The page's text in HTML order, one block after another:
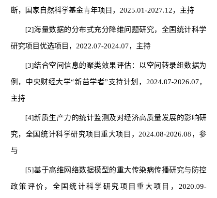
断，国家自然科学基金青年项目，2025.01-2027.12，主持
[2]海量数据的分布式充分降维问题研究，全国统计科学
研究项目优选项目，2022.07-2024.07，主持
[3]结合空间信息的聚类效果评估：以空间转录组数据为
例，中央财经大学“新苗学者”支持计划，2024.07-2026.07，
主持
[4]新质生产力的统计监测及对经济高质量发展的影响研
究，全国统计科学研究项目重大项目，2024.08-2026.08，参
与
[5]基于高维网络数据模型的重大传染病传播研究与防控
政策评价，全国统计科学研究项目重大项目，2020.09-